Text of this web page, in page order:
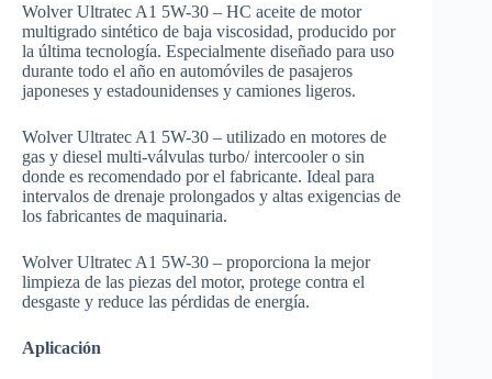
Wolver Ultratec A1 5W-30 – HC aceite de motor
multigrado sintético de baja viscosidad, producido por
la última tecnología. Especialmente diseñado para uso
durante todo el año en automóviles de pasajeros
japoneses y estadounidenses y camiones ligeros.
Wolver Ultratec A1 5W-30 – utilizado en motores de
gas y diesel multi-válvulas turbo/ intercooler o sin
donde es recomendado por el fabricante. Ideal para
intervalos de drenaje prolongados y altas exigencias de
los fabricantes de maquinaria.
Wolver Ultratec A1 5W-30 – proporciona la mejor
limpieza de las piezas del motor, protege contra el
desgaste y reduce las pérdidas de energía.
Aplicación